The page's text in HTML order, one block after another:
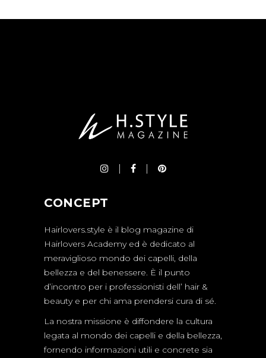
CONCEPT
Hairlovers.style è il blog magazine di
Hairlovers Academy ed è dedicato al
meraviglioso mondo dei capelli, della
bellezza e del benessere. È il punto
d’incontro per i professionisti dell’ hair &
beauty e per chi ama prendersi cura di sé.
La nostra missione è diffondere la cultura
legata al mondo dei capelli e della bellezza,
fornendo informazioni utili e concrete sia